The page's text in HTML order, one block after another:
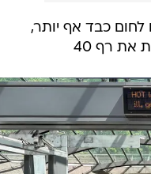
לחום כבד אף יותר,
עם טמפרטורות שעשויות לחצות את רף 40